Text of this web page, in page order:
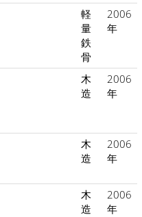
軽
量
鉄
骨
2006
年
木
造
2006
年
木
造
2006
年
木
造
2006
年